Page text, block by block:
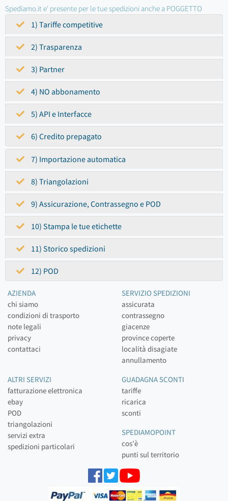
Spediamo.it e' presente per le tue spedizioni anche a POGGETTO
1) Tariffe competitive
2) Trasparenza
3) Partner
4) NO abbonamento
5) API e Interfacce
6) Credito prepagato
7) Importazione automatica
8) Triangolazioni
9) Assicurazione, Contrassegno e POD
10) Stampa le tue etichette
11) Storico spedizioni
12) POD
AZIENDA
chi siamo
condizioni di trasporto
note legali
privacy
contattaci
SERVIZIO SPEDIZIONI
assicurata
contrassegno
giacenze
province coperte
località disagiate
annullamento
ALTRI SERVIZI
fatturazione elettronica
ebay
POD
triangolazioni
servizi extra
spedizioni particolari
GUADAGNA SCONTI
tariffe
ricarica
sconti
SPEDIAMOPOINT
cos'è
punti sul territorio